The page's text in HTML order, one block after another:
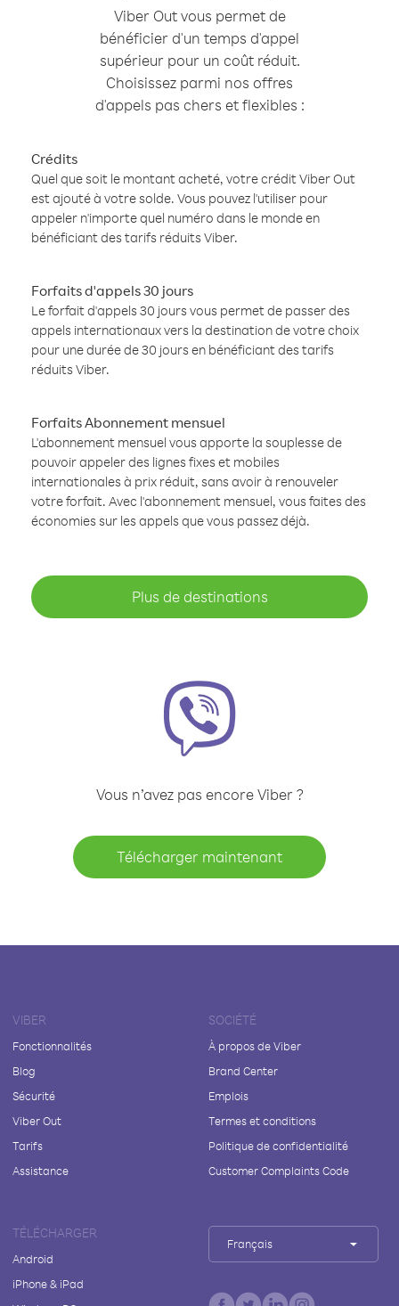
Viber Out vous permet de
bénéficier d'un temps d'appel
supérieur pour un coût réduit.
Choisissez parmi nos offres
d'appels pas chers et flexibles :
Crédits
Quel que soit le montant acheté, votre crédit Viber Out
est ajouté à votre solde. Vous pouvez l'utiliser pour
appeler n'importe quel numéro dans le monde en
bénéficiant des tarifs réduits Viber.
Forfaits d'appels 30 jours
Le forfait d'appels 30 jours vous permet de passer des
appels internationaux vers la destination de votre choix
pour une durée de 30 jours en bénéficiant des tarifs
réduits Viber.
Forfaits Abonnement mensuel
L'abonnement mensuel vous apporte la souplesse de
pouvoir appeler des lignes fixes et mobiles
internationales à prix réduit, sans avoir à renouveler
votre forfait. Avec l'abonnement mensuel, vous faites des
économies sur les appels que vous passez déjà.
Plus de destinations
Vous n’avez pas encore Viber ?
Télécharger maintenant
VIBER
Fonctionnalités
Blog
Sécurité
Viber Out
Tarifs
Assistance
SOCIÉTÉ
À propos de Viber
Brand Center
Emplois
Termes et conditions
Politique de confidentialité
Customer Complaints Code
TÉLÉCHARGER
Android
iPhone & iPad
Français